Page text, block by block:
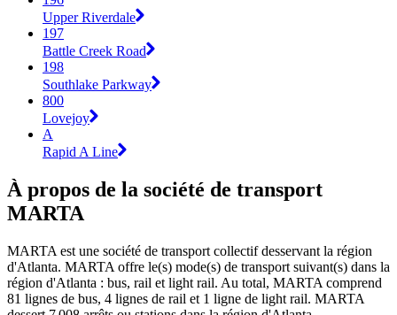
Upper Riverdale
197
Battle Creek Road
198
Southlake Parkway
800
Lovejoy
A
Rapid A Line
À propos de la société de transport
MARTA
MARTA est une société de transport collectif desservant la région
d'Atlanta. MARTA offre le(s) mode(s) de transport suivant(s) dans la
région d'Atlanta : bus, rail et light rail. Au total, MARTA comprend
81 lignes de bus, 4 lignes de rail et 1 ligne de light rail. MARTA